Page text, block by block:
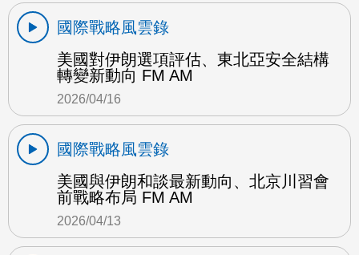
國際戰略風雲錄
美國對伊朗選項評估、東北亞安全結構
轉變新動向 FM AM
2026/04/16
國際戰略風雲錄
美國與伊朗和談最新動向、北京川習會
前戰略布局 FM AM
2026/04/13